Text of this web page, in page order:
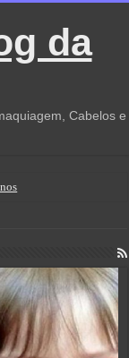
da
Cabelos e